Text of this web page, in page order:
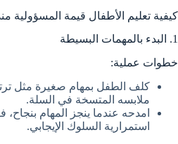
كيفية تعليم الأطفال قيمة المسؤولية
1. البدء بالمهمات البسيطة
خطوات عملية:
كلف الطفل بمهام صغيرة مثل
ملابسه المتسخة في السلة.
امدحه عندما ينجز المهام بنجاح،
استمرارية السلوك الإيجابي.